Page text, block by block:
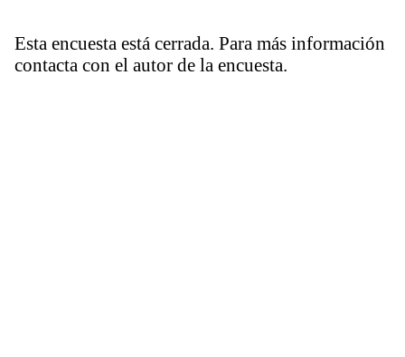
Esta encuesta está cerrada. Para más información
contacta con el autor de la encuesta.